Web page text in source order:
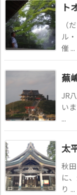
ト
（
ル
催 ...
蕪
JR
い
...
太
秋
に
り ...